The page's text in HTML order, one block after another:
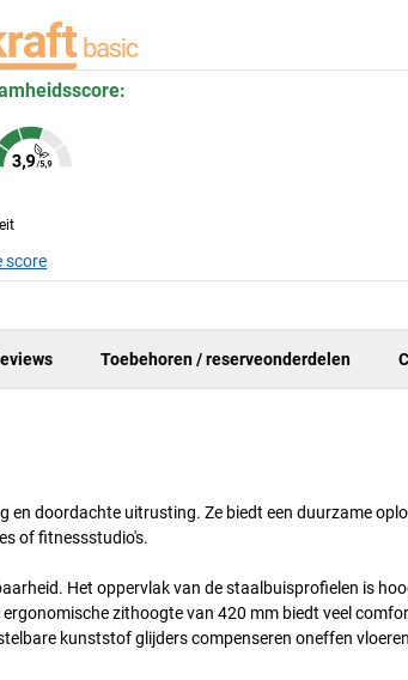
score
Toebehoren / reserveonderdelen
en doordachte uitrusting. Ze biedt een duurzame
of fitnessstudio's.
Het oppervlak van de staalbuisprofielen is
zithoogte van 420 mm biedt veel
kunststof glijders compenseren oneffen